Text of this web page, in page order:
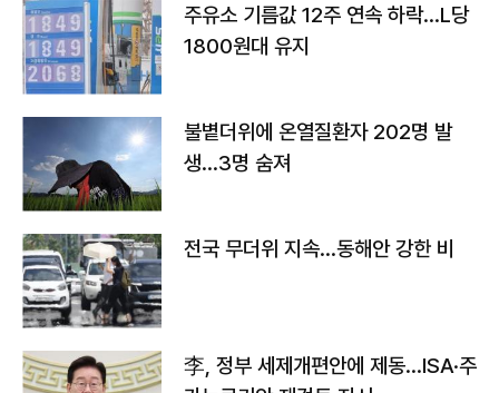
주유소 기름값 12주 연속 하락…L당
1800원대 유지
불볕더위에 온열질환자 202명 발
생…3명 숨져
전국 무더위 지속…동해안 강한 비
李, 정부 세제개편안에 제동…ISA·주